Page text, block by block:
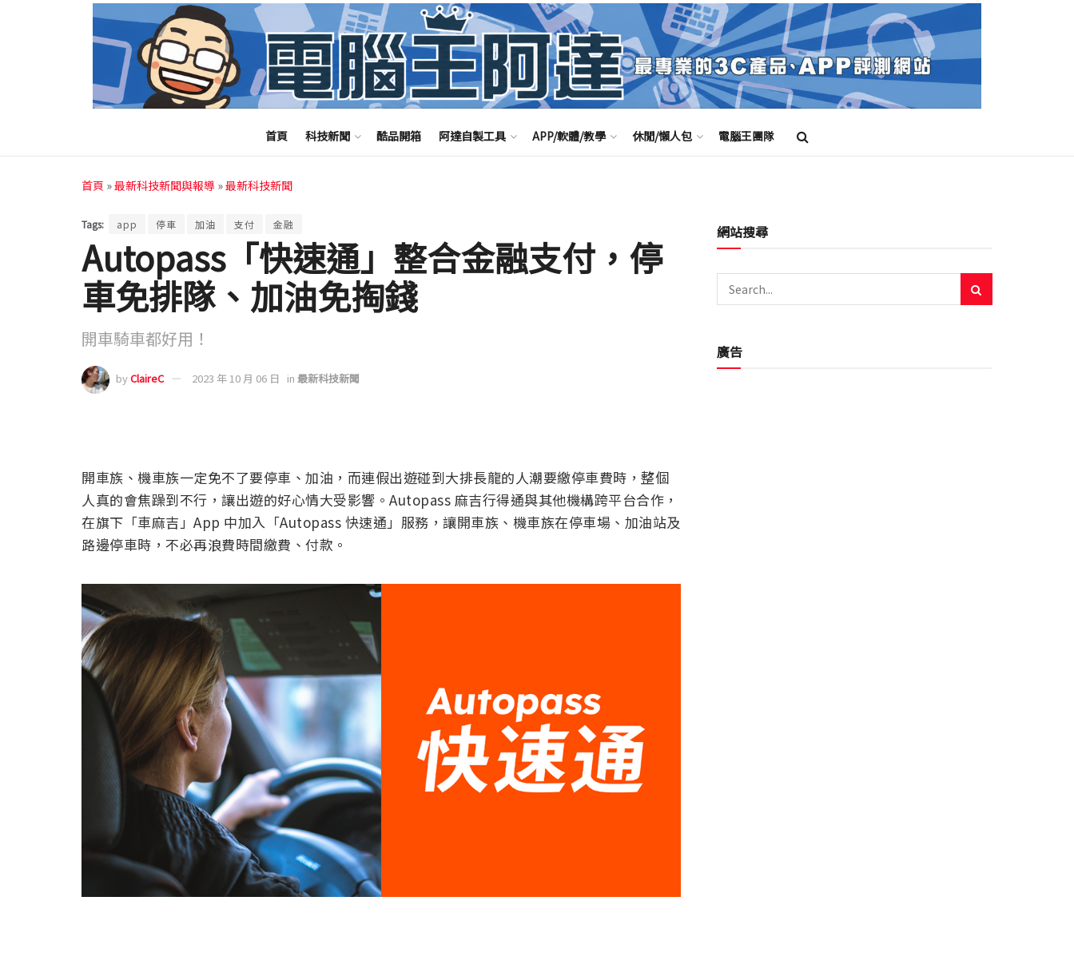
首頁 科技新聞 酷品開箱 阿達自製工具 APP/軟體/教學 休閒/懶人包 電腦王團隊
首頁 »最新科技新聞與報導 »最新科技新聞
Tags: app 停車 加油 支付 金融
Autopass「快速通」整合金融支付，停
車免排隊、加油免掏錢
開車騎車都好用！
byClaireC 2023 年 10 月 06 日 in 最新科技新聞
開車族、機車族一定免不了要停車、加油，而連假出遊碰到大排長龍的人潮要繳停車費時，整個
人真的會焦躁到不行，讓出遊的好心情大受影響。 Autopass 麻吉行得通與其他機構跨平台合作，
在旗下「車麻吉」App 中加入「Autopass 快速通」服務，讓開車族、機車族在停車場、加油站及
路邊停車時，不必再浪費時間繳費、付款。
網站搜尋
廣告